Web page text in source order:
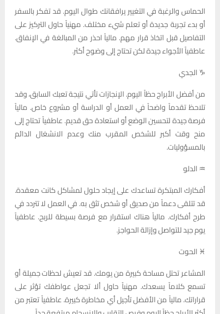
الحماس والرغبة في التغيير يرافقانك طوال اليوم. قد تفكر بالسفر
أو بدء تجربة جديدة أو تعلم شيء مختلف. مهنياً حاول التركيز على
التفاصيل قبل اتخاذ قرار مهم. مالياً احذر من المبالغة في الإنفاق.
عاطفياً الأجواء جيدة لكن تحتاج إلى وضوح أكثر.
♑ الجدي
من أفضل الأبراج حظاً اليوم. الإنجازات تأتي نتيجة تعبك السابق، وقد
تلاحظ تقدماً واضحاً في العمل أو الدراسة أو مشروع خاص. مالياً
فرصة جيدة لتحسين الوضع أو استعادة حق قديم. عاطفياً تحتاج إلى
منح وقت أكبر للشخص المقرب منك وعدم الانشغال الدائم
بالمسؤوليات.
♒ الدلو
أفكارك المبتكرة تساعدك على إيجاد حلول لمشاكل كانت معقدة.
قد تتلقى دعماً من صديق أو شخص تثق به. في العمل لا تتردد في
طرح أفكارك. مالياً هناك استقرار مع فرصة بسيطة للربح. عاطفياً
يوم جيد للتواصل وإزالة الحواجز.
♓ الحوت
المشاعر تحتل مساحة كبيرة من يومك. قد تعيش لحظات جميلة أو
تسمع كلاماً يسعدك. مهنياً حاول ألا تجعل عواطفك تؤثر على
قراراتك. مالياً من الأفضل تأجيل أي مخاطرة كبيرة. عاطفياً تعتبر من